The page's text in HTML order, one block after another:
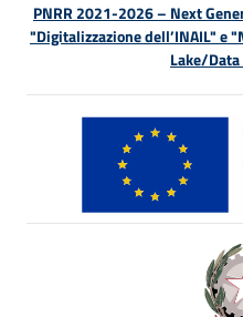
PNRR 2021-2026 – Next
"Digitalizzazione dell’INAIL" e
Lake/